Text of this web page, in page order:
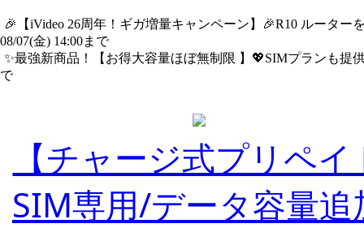
🎉【iVideo 26周年！ギガ増量キャンペーン】🎉R10 ルータ
08/07(金) 14:00まで
✨️最強新商品！【お得大容量ほぼ無制限 】💖SIMプランも提
で
【チャージ式プリペイ
SIM専用/データ容量追